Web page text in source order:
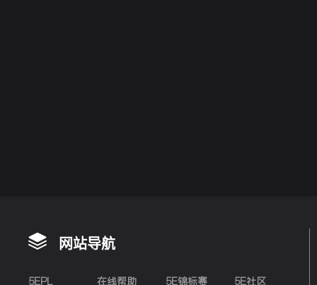
网站导航
5EPL 在线帮助 5E锦标赛 5E社区